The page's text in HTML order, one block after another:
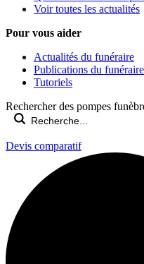
Voir toutes les actualités
Pour vous aider
Actualités du funéraire
Publications du funéraire
Tutoriels
Rechercher des pompes
Devis comparatif